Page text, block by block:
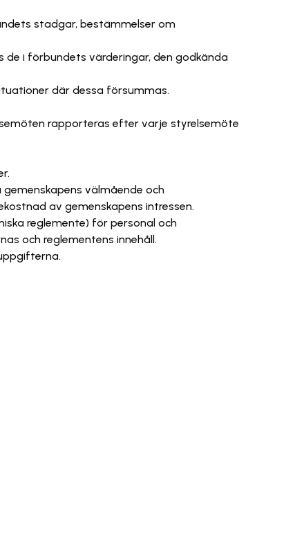
stadgar, bestämmelser om
i förbundets värderingar, den godkända
där dessa försummas.
rapporteras efter varje styrelsemöte
välmående och
av gemenskapens intressen.
reglemente) för personal och
och reglementens innehåll.